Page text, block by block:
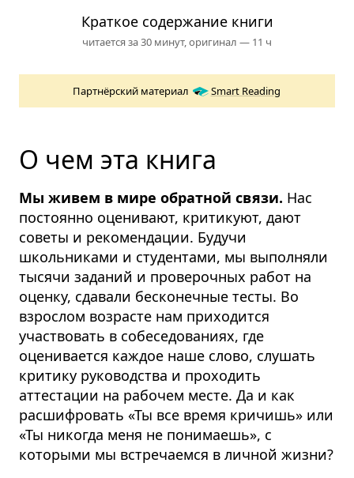
Краткое содержание книги
читается за 30 минут, оригинал — 11 ч
Партнёрский материал Smart Reading
О чем эта книга
Мы живем в мире обратной связи. Нас
постоянно оценивают, критикуют, дают
советы и рекомендации. Будучи
школьниками и студентами, мы выполняли
тысячи заданий и проверочных работ на
оценку, сдавали бесконечные тесты. Во
взрослом возрасте нам приходится
участвовать в собеседованиях, где
оценивается каждое наше слово, слушать
критику руководства и проходить
аттестации на рабочем месте. Да и как
расшифровать «Ты все время кричишь» или
«Ты никогда меня не понимаешь», с
которыми мы встречаемся в личной жизни?